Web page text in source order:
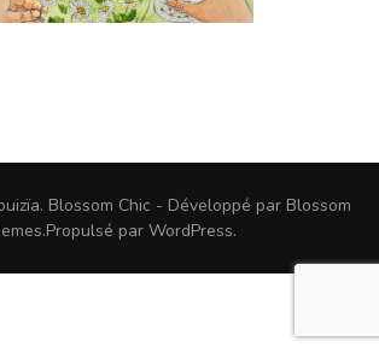
. Blossom Chic - Développé par Blossom
.Propulsé par WordPress.